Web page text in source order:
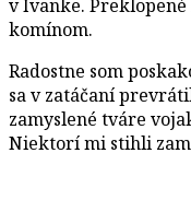
v Ivanke.
komínom.
Radostne som
sa v zatáčaní
zamyslené tváre
Niektorí mi stihli